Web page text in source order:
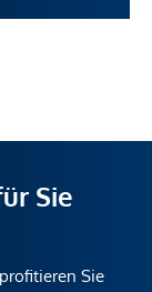
Sie
Sie